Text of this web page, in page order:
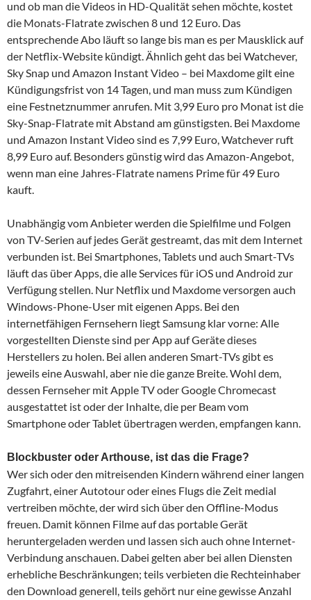
und ob man die Videos in HD-Qualität sehen möchte, kostet
die Monats-Flatrate zwischen 8 und 12 Euro. Das
entsprechende Abo läuft so lange bis man es per Mausklick auf
der Netflix-Website kündigt. Ähnlich geht das bei Watchever,
Sky Snap und Amazon Instant Video – bei Maxdome gilt eine
Kündigungsfrist von 14 Tagen, und man muss zum Kündigen
eine Festnetznummer anrufen. Mit 3,99 Euro pro Monat ist die
Sky-Snap-Flatrate mit Abstand am günstigsten. Bei Maxdome
und Amazon Instant Video sind es 7,99 Euro, Watchever ruft
8,99 Euro auf. Besonders günstig wird das Amazon-Angebot,
wenn man eine Jahres-Flatrate namens Prime für 49 Euro
kauft.
Unabhängig vom Anbieter werden die Spielfilme und Folgen
von TV-Serien auf jedes Gerät gestreamt, das mit dem Internet
verbunden ist. Bei Smartphones, Tablets und auch Smart-TVs
läuft das über Apps, die alle Services für iOS und Android zur
Verfügung stellen. Nur Netflix und Maxdome versorgen auch
Windows-Phone-User mit eigenen Apps. Bei den
internetfähigen Fernsehern liegt Samsung klar vorne: Alle
vorgestellten Dienste sind per App auf Geräte dieses
Herstellers zu holen. Bei allen anderen Smart-TVs gibt es
jeweils eine Auswahl, aber nie die ganze Breite. Wohl dem,
dessen Fernseher mit Apple TV oder Google Chromecast
ausgestattet ist oder der Inhalte, die per Beam vom
Smartphone oder Tablet übertragen werden, empfangen kann.
Blockbuster oder Arthouse, ist das die Frage?
Wer sich oder den mitreisenden Kindern während einer langen
Zugfahrt, einer Autotour oder eines Flugs die Zeit medial
vertreiben möchte, der wird sich über den Offline-Modus
freuen. Damit können Filme auf das portable Gerät
heruntergeladen werden und lassen sich auch ohne Internet-
Verbindung anschauen. Dabei gelten aber bei allen Diensten
erhebliche Beschränkungen; teils verbieten die Rechteinhaber
den Download generell, teils gehört nur eine gewisse Anzahl